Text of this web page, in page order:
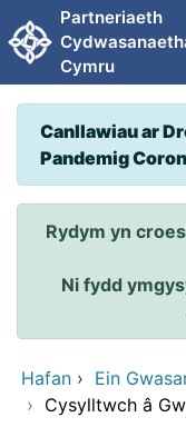
Neidio i'r prif gynnwy
Partneriaeth
Cymru
Canllawiau ar
Pandemig
Rydym yn
Ni fydd
Hafan › Ein
› Cysylltwch â